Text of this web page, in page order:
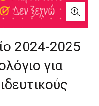
2024-2025
για